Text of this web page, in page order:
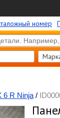
номер
6 R Ninja/